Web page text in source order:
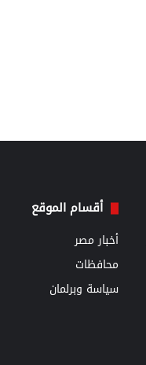
أقسام الموقع
أخبار مصر
محافظات
سياسة وبرلمان